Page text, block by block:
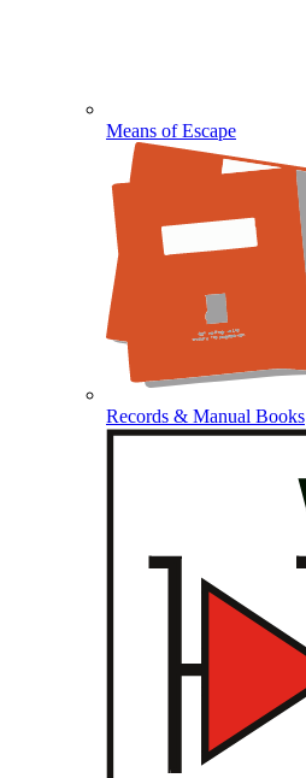
Means of Escape
Records & Manual Books